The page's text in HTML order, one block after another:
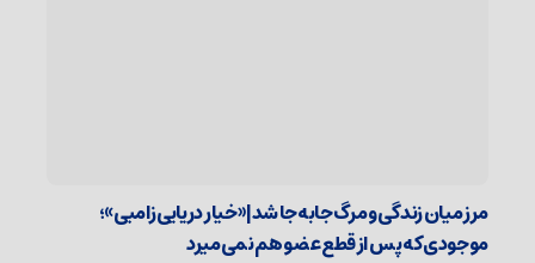
مرز میان زندگی و مرگ جابه‌جا شد| «خیار دریایی زامبی»؛
موجودی که پس از قطع عضو هم نمی‌میرد